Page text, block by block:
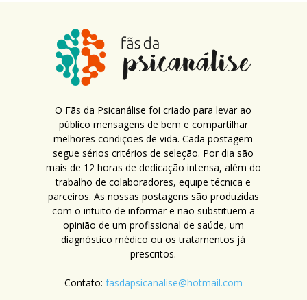
O Fãs da Psicanálise foi criado para levar ao
público mensagens de bem e compartilhar
melhores condições de vida. Cada postagem
segue sérios critérios de seleção. Por dia são
mais de 12 horas de dedicação intensa, além do
trabalho de colaboradores, equipe técnica e
parceiros. As nossas postagens são produzidas
com o intuito de informar e não substituem a
opinião de um profissional de saúde, um
diagnóstico médico ou os tratamentos já
prescritos.
Contato: fasdapsicanalise@hotmail.com